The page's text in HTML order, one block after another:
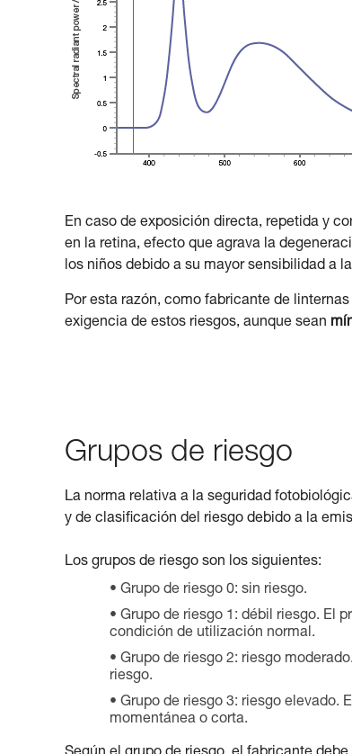
En caso de exposición directa, repetida y
en la retina, efecto que agrava la
los niños debido a su mayor sensibilidad a
Por esta razón, como fabricante de
exigencia de estos riesgos, aunque sean
Grupos de riesgo
La norma relativa a la seguridad
y de clasificación del riesgo debido a la
Los grupos de riesgo son los siguientes:
Grupo de riesgo 0: sin riesgo.
Grupo de riesgo 1: débil riesgo. El
condición de utilización normal.
Grupo de riesgo 2: riesgo
riesgo.
Grupo de riesgo 3: riesgo elevado.
momentánea o corta.